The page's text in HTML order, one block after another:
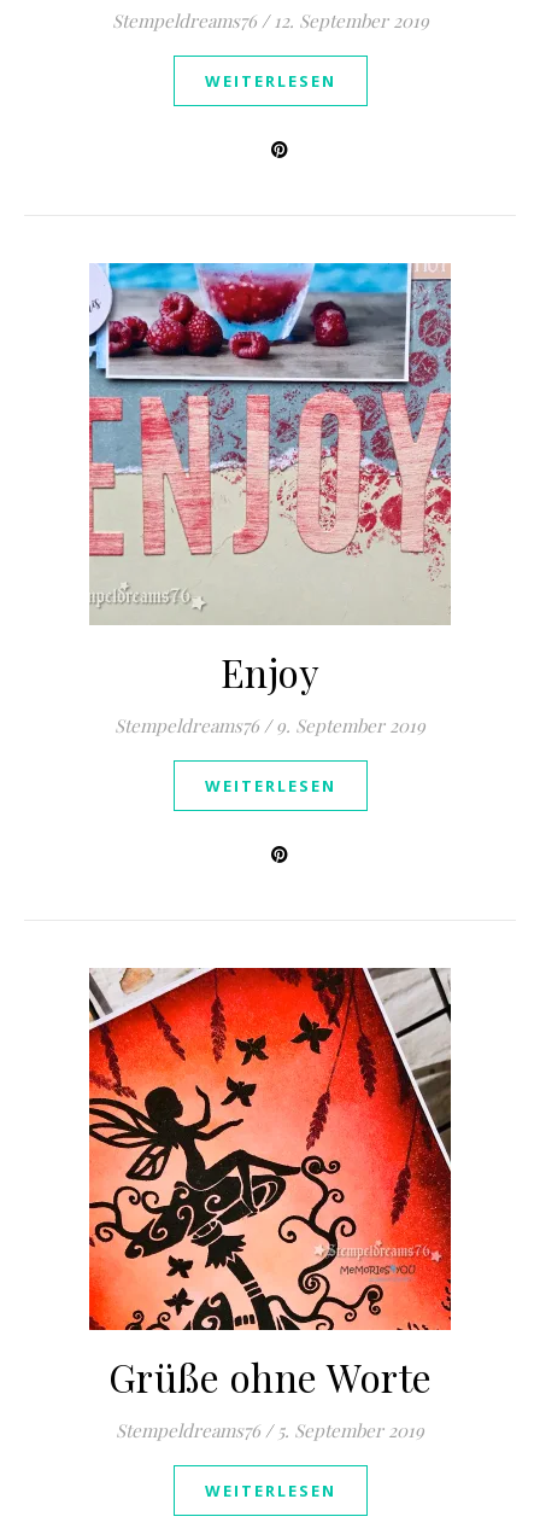
Stempeldreams76 / 12. September 2019
WEITERLESEN
Enjoy
Stempeldreams76 / 9. September 2019
WEITERLESEN
Grüße ohne Worte
Stempeldreams76 / 5. September 2019
WEITERLESEN